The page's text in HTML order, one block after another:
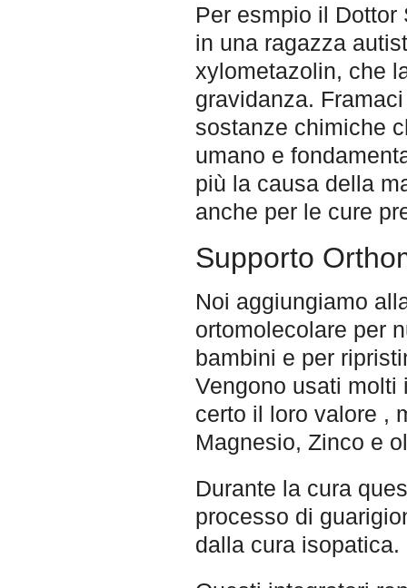
Per esmpio il
in una ragazza
xylometazolin, che
gravidanza.
sostanze chimiche
umano e
più la causa della
anche per le cure
Supporto
Noi aggiungiamo
ortomolecolare per
bambini e per
Vengono usati
certo il loro valore ,
Magnesio, Zinco e
Durante la cura
processo di
dalla cura isopatica.